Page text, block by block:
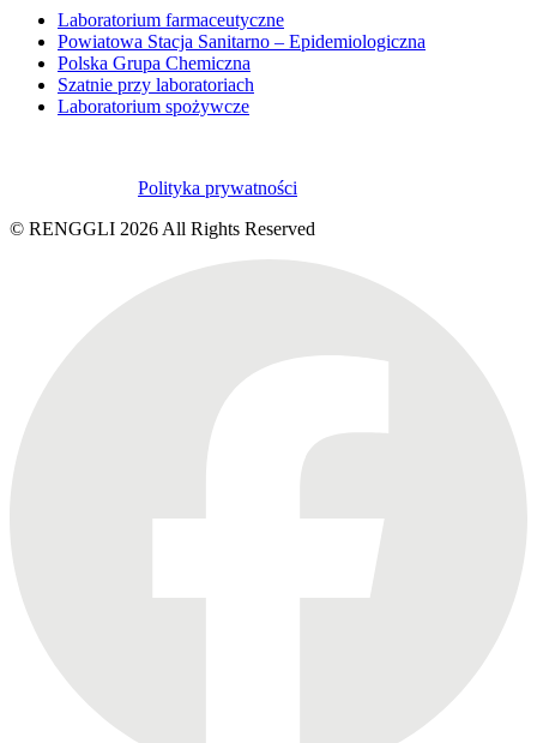
Laboratorium farmaceutyczne
Powiatowa Stacja Sanitarno – Epidemiologiczna
Polska Grupa Chemiczna
Szatnie przy laboratoriach
Laboratorium spożywcze
Polityka prywatności
© RENGGLI 2026 All Rights Reserved